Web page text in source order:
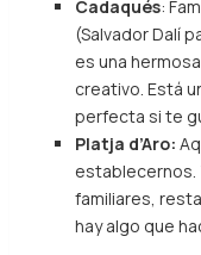
Cadaqués:
(Salvador Dalí
es una
creativo. Está
perfecta si te
Platja d’Aro:
establecernos.
familiares,
hay algo que